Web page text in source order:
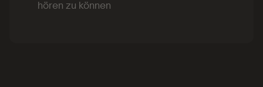
hören zu können